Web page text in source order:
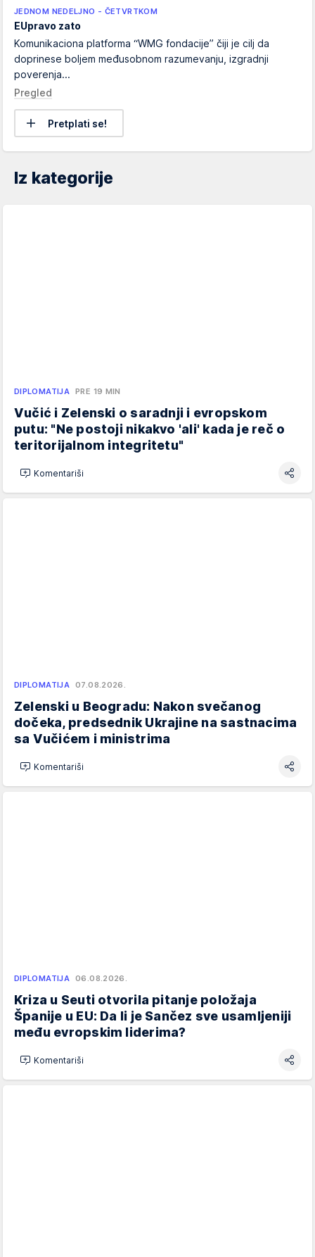
JEDNOM NEDELJNO - ČETVRTKOM
EUpravo zato
Komunikaciona platforma “WMG fondacije” čiji je cilj da
doprinese boljem međusobnom razumevanju, izgradnji
poverenja...
Pregled
Pretplati se!
Iz kategorije
DIPLOMATIJA PRE 19 MIN
Vučić i Zelenski o saradnji i evropskom
putu: "Ne postoji nikakvo 'ali' kada je reč o
teritorijalnom integritetu"
Komentariši
DIPLOMATIJA 07.08.2026.
Zelenski u Beogradu: Nakon svečanog
dočeka, predsednik Ukrajine na sastnacima
sa Vučićem i ministrima
Komentariši
DIPLOMATIJA 06.08.2026.
Kriza u Seuti otvorila pitanje položaja
Španije u EU: Da li je Sančez sve usamljeniji
među evropskim liderima?
Komentariši